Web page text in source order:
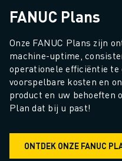
FANUC Plans
Onze FANUC Plans zijn
machine-uptime,
operationele efficiëntie
voorspelbare kosten en
product en uw behoeften
Plan dat bij u past!
ONTDEK ONZE FANUC